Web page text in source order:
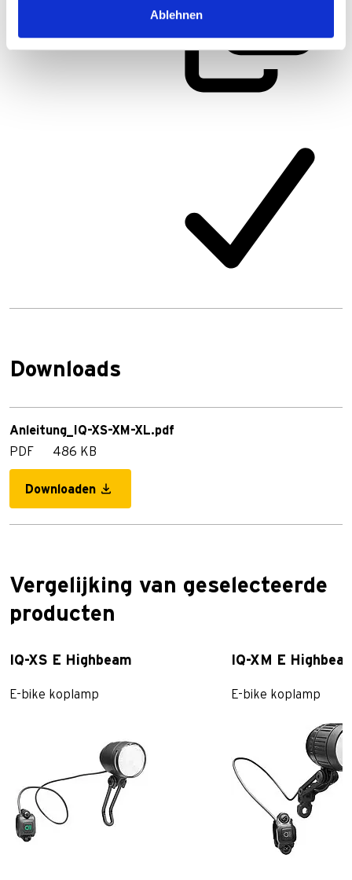
Ablehnen
Downloads
Anleitung_IQ-XS-XM-XL.pdf
PDF
486 KB
Downloaden
Vergelijking van geselecteerde
producten
IQ-XS E Highbeam
E-bike koplamp
IQ-XM E
E-bike koplamp